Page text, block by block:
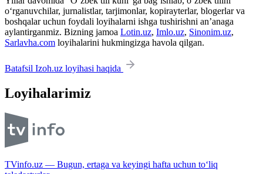
o‘rganuvchilar, jurnalistlar, tarjimonlar, kopirayterlar, blogerlar va
boshqalar uchun foydali loyihalarni ishga tushirishni an’anaga
aylantirganmiz. Bizning jamoa Lotin.uz, Imlo.uz, Sinonim.uz,
Sarlavha.com loyihalarini hukmingizga havola qilgan.
Batafsil Izoh.uz loyihasi haqida
Loyihalarimiz
TVinfo.uz — Bugun, ertaga va keyingi hafta uchun to‘liq